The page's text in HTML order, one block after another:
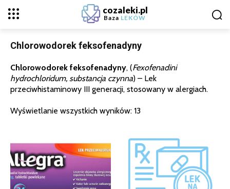
cozaleki.pl
Baza LEKÓW
Chlorowodorek feksofenadyny
Chlorowodorek feksofenadyny, (Fexofenadini
hydrochloridum, substancja czynna) – Lek
przeciwhistaminowy III generacji, stosowany w alergiach.
Wyświetlanie wszystkich wyników: 13